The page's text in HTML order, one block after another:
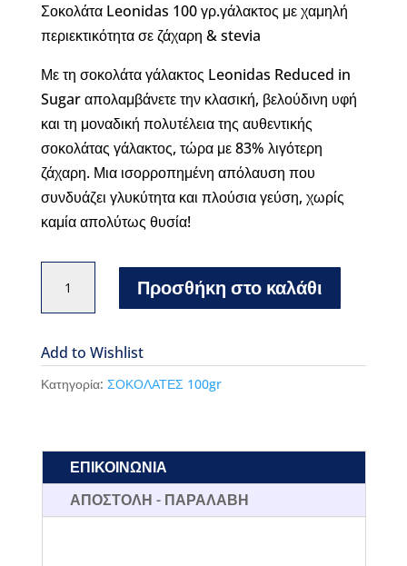
Σοκολάτα Leonidas 100 γρ.γάλακτος με χαμηλή
περιεκτικότητα σε ζάχαρη & stevia
Με τη σοκολάτα γάλακτος Leonidas Reduced in
Sugar απολαμβάνετε την κλασική, βελούδινη υφή
και τη μοναδική πολυτέλεια της αυθεντικής
σοκολάτας γάλακτος, τώρα με 83% λιγότερη
ζάχαρη. Μια ισορροπημένη απόλαυση που
συνδυάζει γλυκύτητα και πλούσια γεύση, χωρίς
καμία απολύτως θυσία!
Leonidas
milk
reduced
sugar
Προσθήκη στο καλάθι
Add to Wishlist
Κατηγορία: ΣΟΚΟΛΑΤΕΣ 100gr
ΕΠΙΚΟΙΝΩΝΙΑ
ΑΠΟΣΤΟΛΗ - ΠΑΡΑΛΑΒΗ